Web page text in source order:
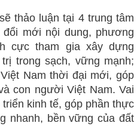
thảo luận tại 4 trung tâm
mới nội dung, phương
cực tham gia xây dựng
trong sạch, vững mạnh;
Nam thời đại mới, góp
con người Việt Nam. Vai
kinh tế, góp phần thực
nhanh, bền vững của đất